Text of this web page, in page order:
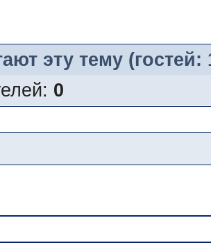
эту тему
0